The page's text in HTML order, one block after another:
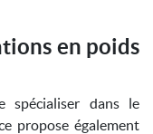
en poids
spécialiser dans le
propose également